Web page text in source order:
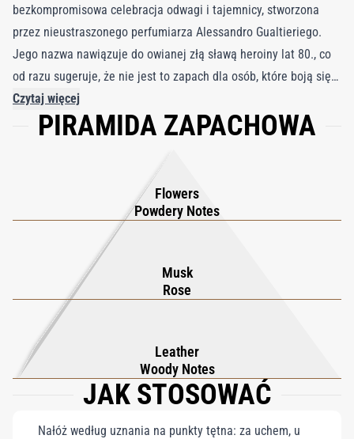
bezkompromisowa celebracja odwagi i tajemnicy, stworzona
przez nieustraszonego perfumiarza Alessandro Gualtieriego.
Jego nazwa nawiązuje do owianej złą sławą heroiny lat 80., co
od razu sugeruje, że nie jest to zapach dla osób, które boją się
wyzwań—jest przeznaczony dla tych, którzy żyją według
własnych zasad. Zamknięty w flakonie z solidnym, białym
to hipnotyzujące połączenie pudrowych kwiatów, miękkich nut
drzewnych oraz ostrego, niemal skórzanego akcentu, który
zmysłowo osiada na skórze. W zgodzie ze swoim buntowniczym
duchem, Nasomatto trzyma dokładny skład w tajemnicy,
zachęcając każdego do odkrycia własnej interpretacji tego
niezwykłego zapachu. China White to coś więcej niż perfumy—
to doświadczenie, które przesuwa granice, zaproszenie do
eksploracji subtelnej równowagi między mocą a wrażliwością.
Wejdź do enigmatycznego świata Nasomatto i daj się uwieść
zapachowi, który łamie schematy i zniewala duszę.
Czytaj więcej
PIRAMIDA ZAPACHOWA
Flowers
Powdery Notes
Musk
Rose
Leather
Woody Notes
JAK STOSOWAĆ
Nałóż według uznania na punkty tętna: za uchem, u